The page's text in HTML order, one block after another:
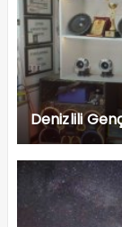
Denizlili